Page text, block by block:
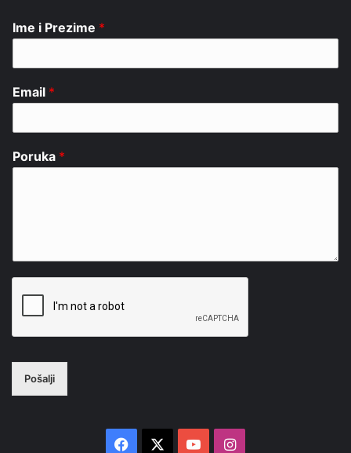
Ime i Prezime *
Email *
Poruka *
Pošalji
Facebook YouTubeInstagram